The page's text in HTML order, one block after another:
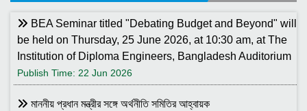
BEA Seminar titled "Debating Budget and Beyond" will
be held on Thursday, 25 June 2026, at 10:30 am, at The
Institution of Diploma Engineers, Bangladesh Auditorium
Publish Time: 22 Jun 2026
মাননীয় প্রধান মন্ত্রীর সঙ্গে অর্থনীতি সমিতির আহ্বায়ক